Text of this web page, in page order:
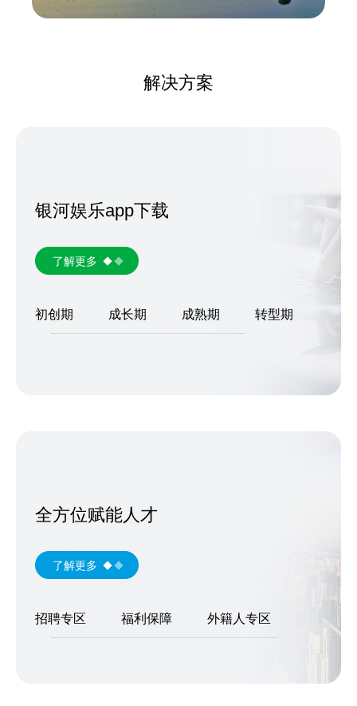
解决方案
银河娱乐app下载
了解更多
初创期 成长期 成熟期 转型期
全方位赋能人才
了解更多
招聘专区 福利保障 外籍人专区